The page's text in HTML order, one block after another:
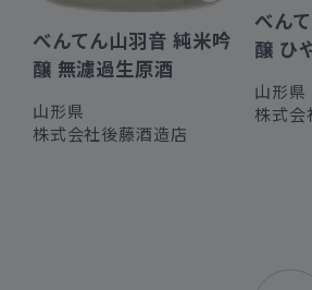
べんてん山羽音 純米吟
醸 無濾過生原酒
山形県
株式会社後藤酒造店
べん
醸 ひ
山形県
株式会